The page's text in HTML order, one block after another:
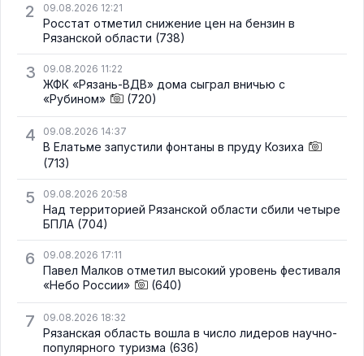
2 09.08.2026 12:21
Росстат отметил снижение цен на бензин в
Рязанской области (738)
3 09.08.2026 11:22
ЖФК «Рязань-ВДВ» дома сыграл вничью с
«Рубином»
(720)
4 09.08.2026 14:37
В Елатьме запустили фонтаны в пруду Козиха
(713)
5 09.08.2026 20:58
Над территорией Рязанской области сбили четыре
БПЛА (704)
6 09.08.2026 17:11
Павел Малков отметил высокий уровень фестиваля
«Небо России»
(640)
7 09.08.2026 18:32
Рязанская область вошла в число лидеров научно-
популярного туризма (636)